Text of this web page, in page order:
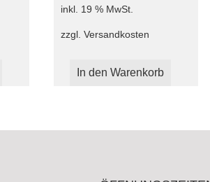
inkl. 19 % MwSt.
zzgl.Versandkosten
In den Warenkorb